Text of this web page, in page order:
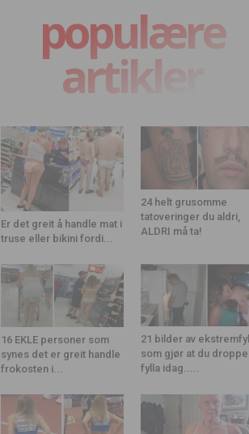
populære
artikler
Er det greit å handle mat i
truse eller bikini fordi...
24 helt grusomme
tatoveringer du aldri,
ALDRI må ta!
16 EKLE personer som
synes det er greit handle
frokosten i...
21 bilder av
som gjør at du
fylla idag.....